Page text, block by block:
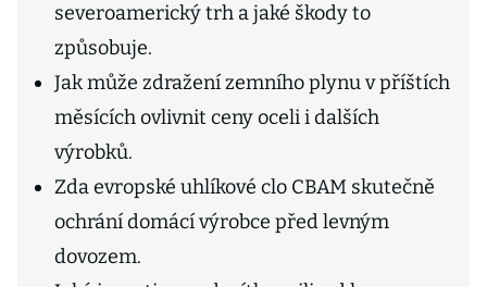
severoamerický trh a jaké škody to
způsobuje.
Jak může zdražení zemního plynu v příštích
měsících ovlivnit ceny oceli i dalších
výrobků.
Zda evropské uhlíkové clo CBAM skutečně
ochrání domácí výrobce před levným
dovozem.